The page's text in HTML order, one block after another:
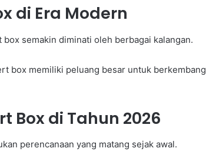
di Era Modern
semakin diminati oleh berbagai kalangan.
box memiliki peluang besar untuk berkembang
Box di Tahun 2026
perencanaan yang matang sejak awal.